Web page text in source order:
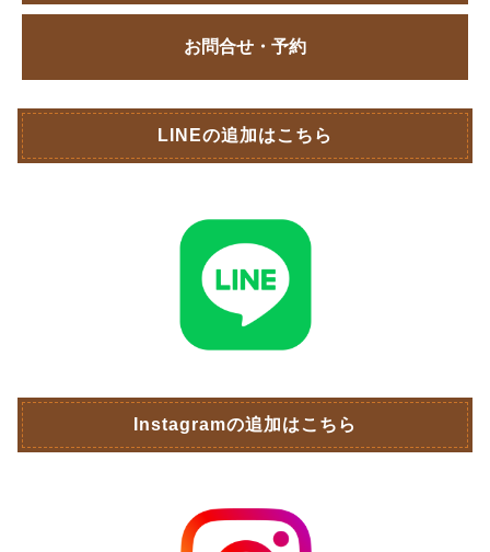
お問合せ・予約
LINEの追加はこちら
Instagramの追加はこちら